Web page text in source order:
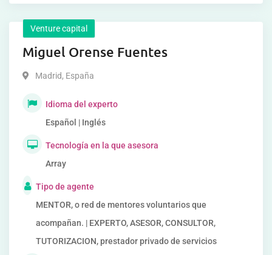
Venture capital
Miguel Orense Fuentes
Madrid, España
Idioma del experto
Español | Inglés
Tecnología en la que asesora
Array
Tipo de agente
MENTOR, o red de mentores voluntarios que
acompañan. | EXPERTO, ASESOR, CONSULTOR,
TUTORIZACION, prestador privado de servicios